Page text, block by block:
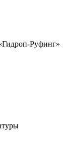
Руфинг»